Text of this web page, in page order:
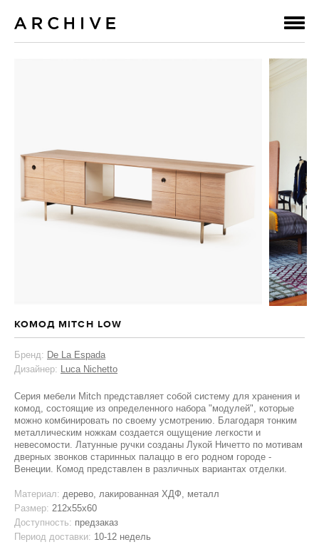
КОМОД MITCH LOW
Бренд: De La Espada
Дизайнер: Luca Nichetto
Серия мебели Mitch представляет собой систему для хранения и
комод, состоящие из определенного набора "модулей", которые
можно комбинировать по своему усмотрению. Благодаря тонким
металлическим ножкам создается ощущение легкости и
невесомости. Латунные ручки созданы Лукой Ничетто по мотивам
дверных звонков старинных палаццо в его родном городе -
Венеции. Комод представлен в различных вариантах отделки.
Материал: дерево, лакированная ХДФ, металл
Размер: 212x55x60
Доступность: предзаказ
Период доставки: 10-12 недель